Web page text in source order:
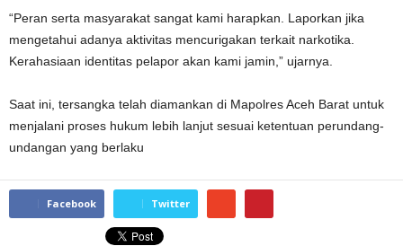
“Peran serta masyarakat sangat kami harapkan. Laporkan jika
mengetahui adanya aktivitas mencurigakan terkait narkotika.
Kerahasiaan identitas pelapor akan kami jamin,” ujarnya.
Saat ini, tersangka telah diamankan di Mapolres Aceh Barat untuk
menjalani proses hukum lebih lanjut sesuai ketentuan perundang-
undangan yang berlaku
Facebook Twitter